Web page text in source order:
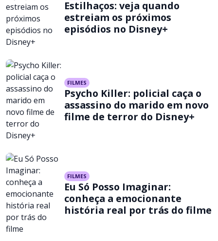
Estilhaços: veja quando
estreiam os próximos
episódios no Disney+
FILMES
Psycho Killer: policial caça o
assassino do marido em novo
filme de terror do Disney+
FILMES
Eu Só Posso Imaginar:
conheça a emocionante
história real por trás do filme